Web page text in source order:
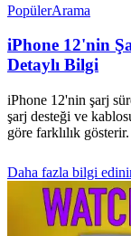
PopülerArama
iPhone 12'nin
Detaylı Bilgi
iPhone 12'nin şarj
şarj desteği ve
göre farklılık
Daha fazla bilgi